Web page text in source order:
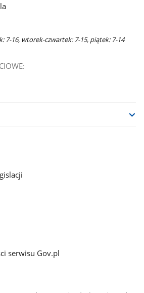
7-16, wtorek-czwartek: 7-15, piątek: 7-14
serwisu Gov.pl